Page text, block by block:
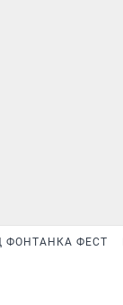
ФОНТАНКА ФЕСТ